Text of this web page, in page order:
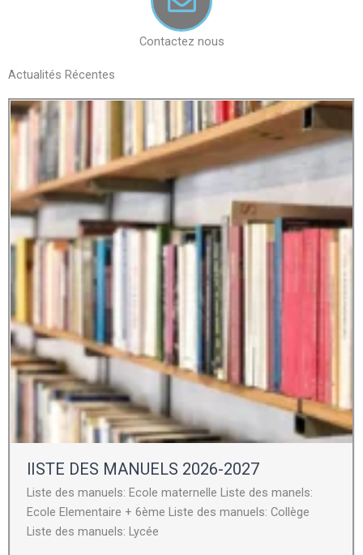
Contactez nous
Actualités Récentes
lISTE DES MANUELS 2026-2027
Liste des manuels: Ecole maternelle Liste des manels:
Ecole Elementaire + 6ème Liste des manuels: Collège
Liste des manuels: Lycée